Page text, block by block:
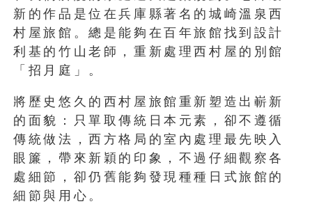
新的作品是位在兵庫縣著名的城崎溫泉西
村屋旅館。總是能夠在百年旅館找到設計
利基的竹山老師，重新處理西村屋的別館
「招月庭」。
將歷史悠久的西村屋旅館重新塑造出嶄新
的面貌：只單取傳統日本元素，卻不遵循
傳統做法，西方格局的室內處理最先映入
眼簾，帶來新穎的印象，不過仔細觀察各
處細節，卻仍舊能夠發現種種日式旅館的
細節與用心。